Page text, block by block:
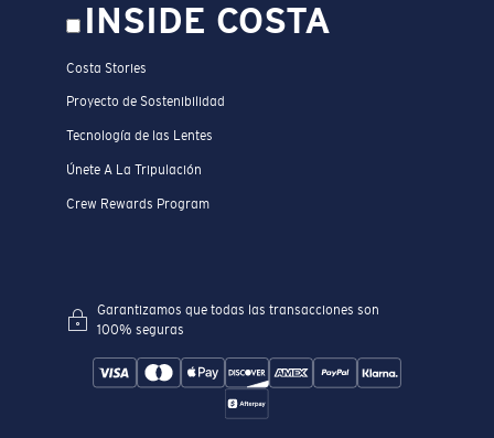
INSIDE COSTA
Costa Stories
Proyecto de Sostenibilidad
Tecnología de las Lentes
Únete A La Tripulación
Crew Rewards Program
Garantizamos que todas las transacciones son
100% seguras